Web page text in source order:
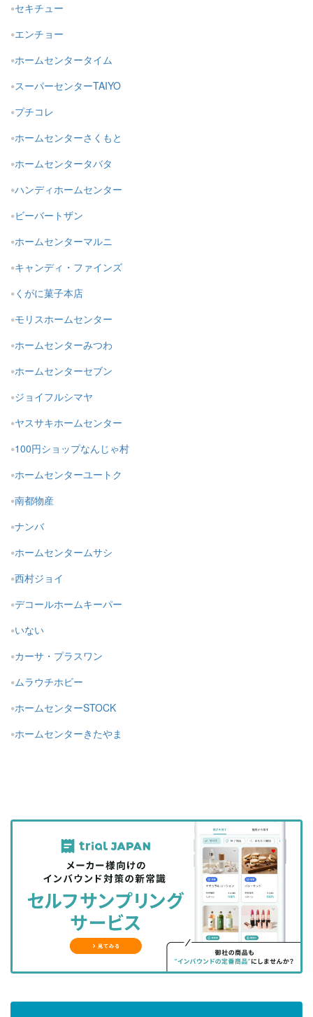
セキチュー
エンチョー
ホームセンタータイム
スーパーセンターTAIYO
プチコレ
ホームセンターさくもと
ホームセンタータバタ
ハンディホームセンター
ビーバートザン
ホームセンターマルニ
キャンディ・ファインズ
くがに菓子本店
モリスホームセンター
ホームセンターみつわ
ホームセンターセブン
ジョイフルシマヤ
ヤスサキホームセンター
100円ショップなんじゃ村
ホームセンターユートク
南都物産
ナンバ
ホームセンタームサシ
西村ジョイ
デコールホームキーパー
いない
カーサ・プラスワン
ムラウチホビー
ホームセンターSTOCK
ホームセンターきたやま